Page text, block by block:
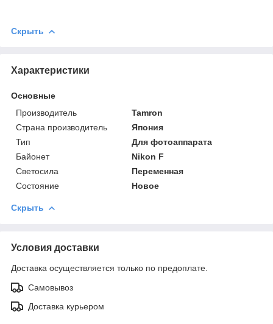
Скрыть
Характеристики
Основные
Производитель
Tamron
Страна производитель
Япония
Тип
Для фотоаппарата
Байонет
Nikon F
Светосила
Переменная
Состояние
Новое
Скрыть
Условия доставки
Доставка осуществляется только по предоплате.
Самовывоз
Доставка курьером